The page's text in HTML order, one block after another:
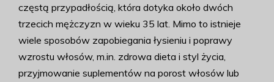
częstą przypadłością, która dotyka około dwóch
trzecich mężczyzn w wieku 35 lat. Mimo to istnieje
wiele sposobów zapobiegania łysieniu i poprawy
wzrostu włosów, m.in. zdrowa dieta i styl życia,
przyjmowanie suplementów na porost włosów lub